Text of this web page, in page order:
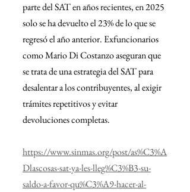
parte del SAT en años recientes, en 2025
solo se ha devuelto el 23% de lo que se
regresó el año anterior. Exfuncionarios
como Mario Di Costanzo aseguran que
se trata de una estrategia del SAT para
desalentar a los contribuyentes, al exigir
trámites repetitivos y evitar
devoluciones completas.
https://www.sinmas.org/post/as%C3%A
Dlascosas-sat-ya-les-lleg%C3%B3-su-
saldo-a-favor-qu%C3%A9-hacer-al-